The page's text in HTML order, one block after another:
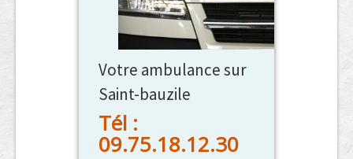
Votre ambulance sur
Saint-bauzile
Tél :
09.75.18.12.30